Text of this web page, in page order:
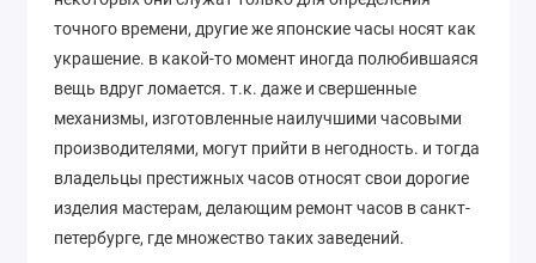
точного времени, другие же японские часы носят как
украшение. в какой-то момент иногда полюбившаяся
вещь вдруг ломается. т.к. даже и свершенные
механизмы, изготовленные наилучшими часовыми
производителями, могут прийти в негодность. и тогда
владельцы престижных часов относят свои дорогие
изделия мастерам, делающим ремонт часов в санкт-
петербурге, где множество таких заведений.